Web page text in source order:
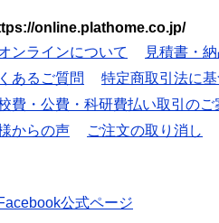
online.plathome.co.jp/
ンラインについて
見積書・
あるご質問
特定商取引法に
費・公費・科研費払い取引のご
からの声 ご注文の取り消し
公式ページ